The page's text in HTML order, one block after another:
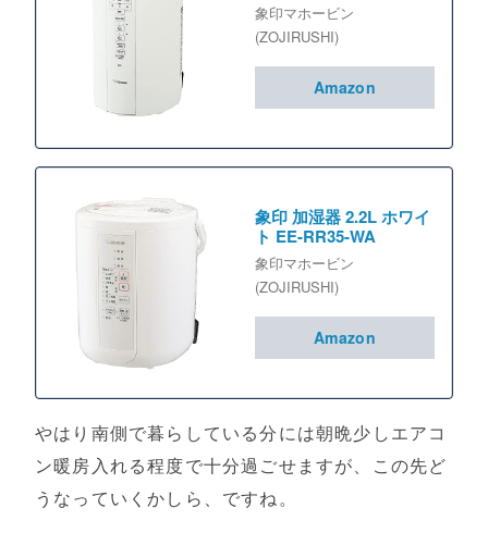
象印マホービン
(ZOJIRUSHI)
Amazon
象印 加湿器 2.2L ホワイ
ト EE-RR35-WA
象印マホービン
(ZOJIRUSHI)
Amazon
やはり南側で暮らしている分には朝晩少しエアコ
ン暖房入れる程度で十分過ごせますが、この先ど
うなっていくかしら、ですね。